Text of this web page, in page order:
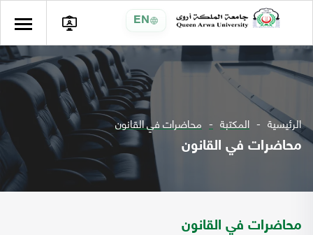
EN
الرئيسية المكتبة محاضرات في القانون
محاضرات في القانون
محاضرات في القانون